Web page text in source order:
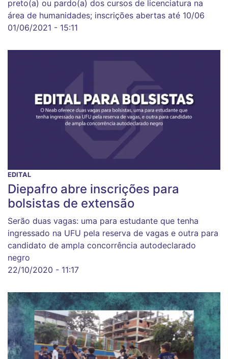
preto(a) ou pardo(a) dos cursos de licenciatura na
área de humanidades; inscrições abertas até 10/06
01/06/2021 - 15:11
EDITAL
Diepafro abre inscrições para
bolsistas de extensão
Serão duas vagas: uma para estudante que tenha
ingressado na UFU pela reserva de vagas e outra para
candidato de ampla concorrência autodeclarado
negro
22/10/2020 - 11:17